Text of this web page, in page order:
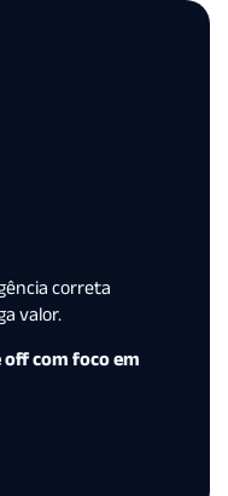
correta
valor.
off com foco em